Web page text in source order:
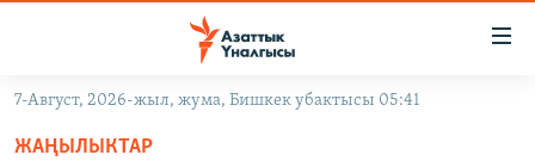
Навигацияга
өтүңүз
7-Август, 2026-жыл, жума, Бишкек убактысы 05:41
ЖАҢЫЛЫКТАР